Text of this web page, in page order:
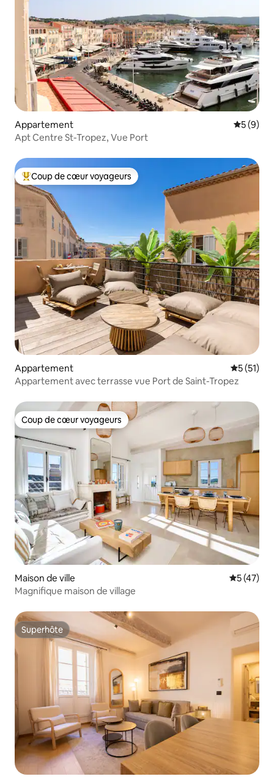
Appartement
5 (9)
Apt Centre St-Tropez, Vue Port
Coups de cœur voyageurs les plus appréciés
Coup de cœur voyageurs
Appartement
5 (51)
Appartement avec terrasse vue Port de Saint-Tropez
Coup de cœur voyageurs
Coup de cœur voyageurs
Maison de ville
5 (47)
Magnifique maison de village
Superhôte
Superhôte